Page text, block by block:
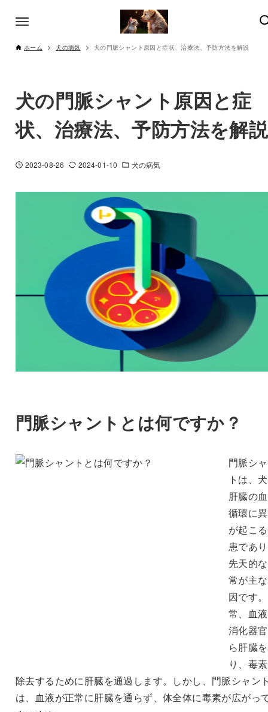
ホーム 犬の病気 犬の門脈シャント原因と症状、治療法、予防方法を解説
犬の門脈シャント原因と症
状、治療法、予防方法を解説
2023-08-26 2024-01-10 犬の病気
門脈シャントとは何ですか？
門脈シ
トは、
肝臓の
循環に
が起こ
患であ
先天的
常が主
因です
常、血
消化器
ら肝臓
り、毒
除去するために肝臓を通過します。しかし、門脈シャン
は、血液が正常に肝臓を通らず、体全体に毒素が広がっ